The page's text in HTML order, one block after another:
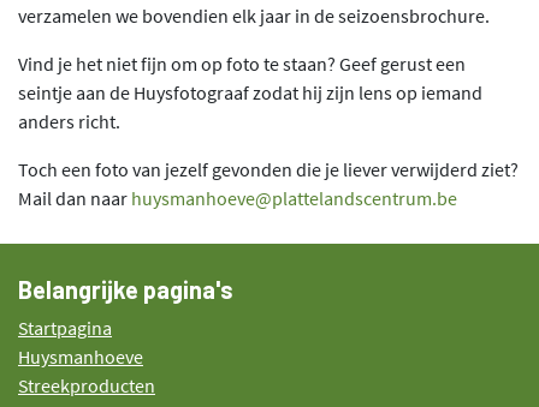
verzamelen we bovendien elk jaar in de seizoensbrochure.
Vind je het niet fijn om op foto te staan? Geef gerust een
seintje aan de Huysfotograaf zodat hij zijn lens op iemand
anders richt.
Toch een foto van jezelf gevonden die je liever verwijderd ziet?
Mail dan naar huysmanhoeve@plattelandscentrum.be
Belangrijke pagina's
Startpagina
Huysmanhoeve
Streekproducten